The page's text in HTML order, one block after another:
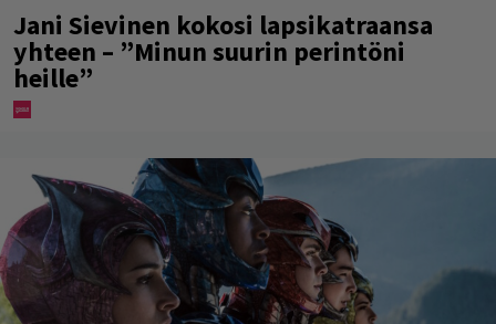
Jani Sievinen kokosi lapsikatraansa
yhteen – ”Minun suurin perintöni
heille”